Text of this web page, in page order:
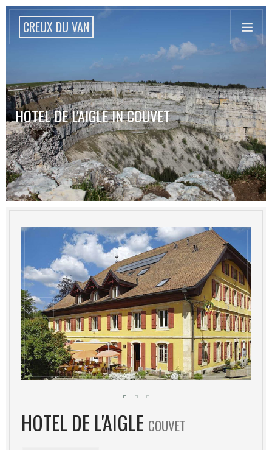
CREUX DU VAN
HOTEL DE L'AIGLE IN COUVET
HOTEL DE L'AIGLE COUVET